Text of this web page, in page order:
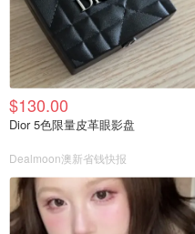
$130.00
Dior 5色限量皮革眼影盘
Dealmoon澳新省钱快报